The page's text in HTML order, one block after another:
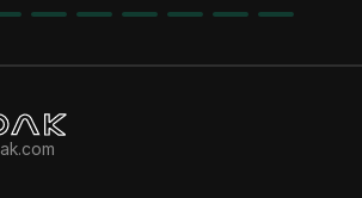
USDT на адрес